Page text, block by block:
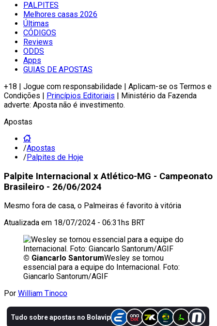
PALPITES
Melhores casas 2026
Últimas
CÓDIGOS
Reviews
ODDS
Apps
GUIAS DE APOSTAS
+18 | Jogue com responsabilidade | Aplicam-se os Termos e
Condições | Princípios Editoriais | Ministério da Fazenda
adverte: Aposta não é investimento.
Apostas
/Apostas
/Palpites de Hoje
Palpite Internacional x Atlético-MG - Campeonato
Brasileiro - 26/06/2024
Mesmo fora de casa, o Palmeiras é favorito à vitória
Atualizada em 18/07/2024 - 06:31hs BRT
© Giancarlo SantorumWesley se tornou
essencial para a equipe do Internacional. Foto:
Giancarlo Santorum/AGIF
Por William Tinoco